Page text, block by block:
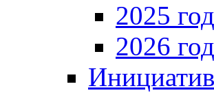
2025 год
2026 год